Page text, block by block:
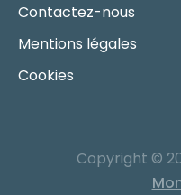
Contactez-nous
Mentions légales
Cookies
Copyright ©